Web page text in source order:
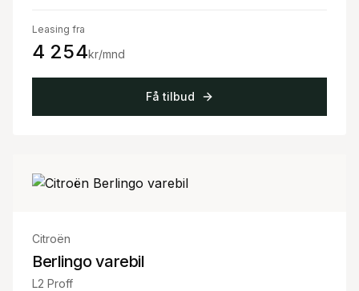
Leasing fra
4 254kr/mnd
Få tilbud
Citroën
Berlingo varebil
L2 Proff